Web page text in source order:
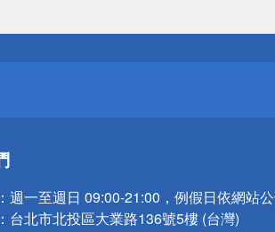
週一至週日 09:00-21:00，例假日依網站
台北市北投區大業路136號5樓 (台灣)